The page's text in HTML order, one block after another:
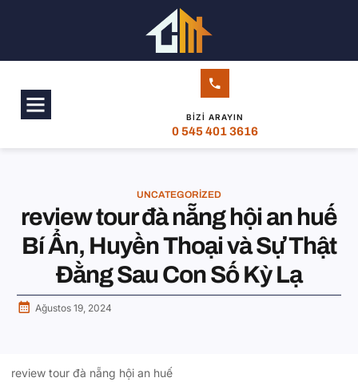
BIZI ARAYIN
0 545 401 3616
UNCATEGORIZED
review tour đà nẵng hội an huế
Bí Ẩn, Huyền Thoại và Sự Thật
Đằng Sau Con Số Kỳ Lạ
Ağustos 19, 2024
review tour đà nẵng hội an huế